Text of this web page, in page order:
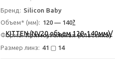
антивандальная оправа для
очков - Силикон бэйби
Бренд: Silicon Baby
Объем* (мм): 120 — 140?
Форма: Прямоугольная (Классика)
Размер линз: 41 ▢ 14